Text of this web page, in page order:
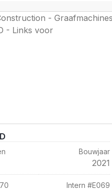
Bouwjaar
2021
Intern #E069